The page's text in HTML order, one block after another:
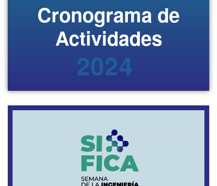
Cronograma de
Actividades
202